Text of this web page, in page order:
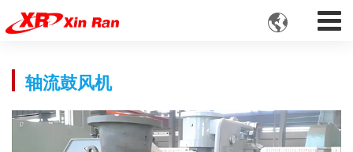

轴流鼓风机